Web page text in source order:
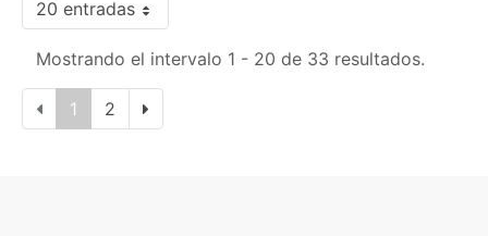
20 entradas
Mostrando el intervalo 1 - 20 de 33 resultados.
1 2